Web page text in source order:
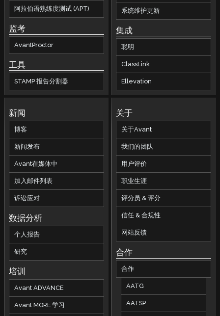
阿拉伯语熟练度测试 (APT)
监考
AvantProctor
工具
STAMP 报告分割器
系统维护更新
集成
聪明
ClassLink
Ellevation
新闻
博客
新闻发布
Avant在媒体中
加入邮件列表
诉讼应对
数据分析
个人报告
研究
培训
Avant ADVANCE
Avant MORE 学习
关于
关于Avant
我们的团队
用户评价
职业生涯
评分员 & 评分
信任 & 合规性
网站反馈
合作
合作
AATG
AATSP